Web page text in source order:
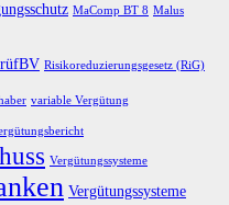
MaComp BT 8 Malus
Risikoreduzierungsgesetz (RiG)
variable Vergütung
Vergütungssysteme
Vergütungssysteme